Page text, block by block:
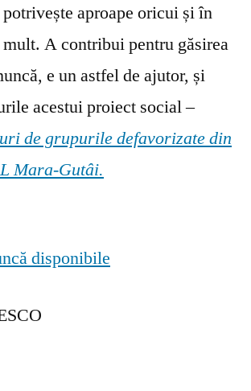
aproape oricui și în
A contribui pentru găsirea
e un astfel de ajutor, și
acestui proiect social –
de grupurile defavorizate din
Mara-Gutâi.
disponibile